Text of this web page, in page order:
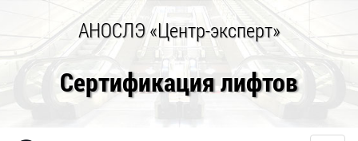
АНОСЛЭ «Центр-эксперт»
Сертификация лифтов